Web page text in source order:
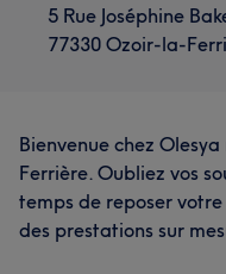
5 Rue Joséphine
77330 Ozoir-la-
Bienvenue chez
Ferrière. Oubliez vos
temps de reposer
des prestations sur